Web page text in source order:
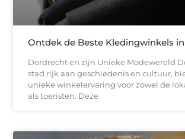
Ontdek de Beste Kledingwinkels
Dordrecht en zijn Unieke Modewereld
stad rijk aan geschiedenis en cultuur,
unieke winkelervaring voor zowel de
als toeristen. Deze